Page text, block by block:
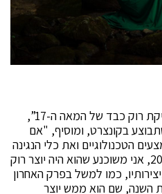
"המוסיקה של ויוואלדי היא מוסיקת רוק כבד של המאה ה-17”,
בקונצרט, ומוסיף, "אם
הטכנולוגיים ואת כלי הנגינה
החשמליים שהתפתחו במאה ה-20, אני משוכנע שהוא היה יוצר רוק
כמו למשל בפרק האחרון
השנה, שם הוא ממש יוצר